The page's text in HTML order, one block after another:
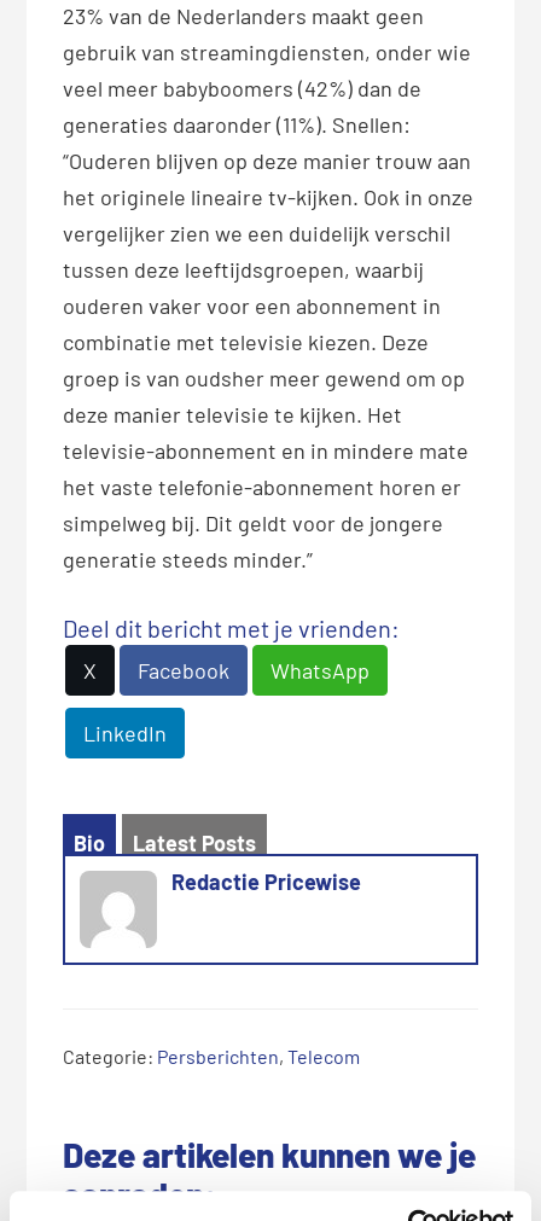
23% van de Nederlanders maakt geen
gebruik van streamingdiensten, onder wie
veel meer babyboomers (42%) dan de
generaties daaronder (11%). Snellen:
“Ouderen blijven op deze manier trouw aan
het originele lineaire tv-kijken. Ook in onze
vergelijker zien we een duidelijk verschil
tussen deze leeftijdsgroepen, waarbij
ouderen vaker voor een abonnement in
combinatie met televisie kiezen. Deze
groep is van oudsher meer gewend om op
deze manier televisie te kijken. Het
televisie-abonnement en in mindere mate
het vaste telefonie-abonnement horen er
simpelweg bij. Dit geldt voor de jongere
generatie steeds minder.”
Deel dit bericht met je vrienden:
X Facebook WhatsApp
LinkedIn
Bio
Latest Posts
Redactie Pricewise
Categorie: Persberichten,Telecom
Deze artikelen kunnen we je
aanraden: